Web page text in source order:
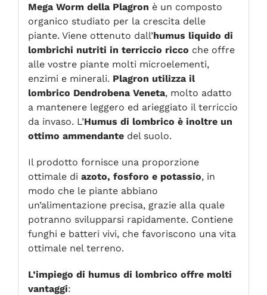
Mega Worm della Plagron è un composto
organico studiato per la crescita delle
piante. Viene ottenuto dall’humus liquido di
lombrichi nutriti in terriccio ricco che offre
alle vostre piante molti microelementi,
enzimi e minerali. Plagron utilizza il
lombrico Dendrobena Veneta, molto adatto
a mantenere leggero ed arieggiato il terriccio
da invaso. L’Humus di lombrico è inoltre un
ottimo ammendantedel suolo.
Il prodotto fornisce una proporzione
ottimale di azoto, fosforo e potassio, in
modo che le piante abbiano
un’alimentazione precisa, grazie alla quale
potranno svilupparsi rapidamente. Contiene
funghi e batteri vivi, che favoriscono una vita
ottimale nel terreno.
L’impiego di humus di lombrico offre molti
vantaggi: